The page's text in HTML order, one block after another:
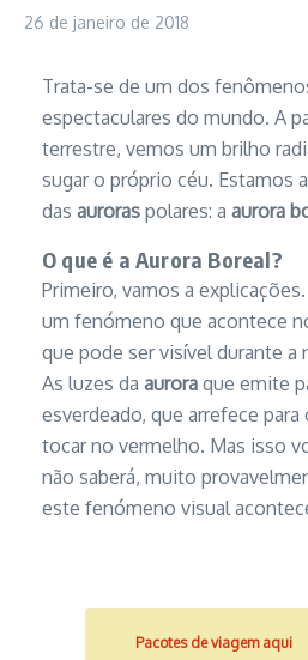
26 de janeiro de 2018
Trata-se de um dos
espectaculares do mundo. A
terrestre, vemos um brilho
sugar o próprio céu. Estamos
das auroras polares: a aurora
O que é a Aurora Boreal?
Primeiro, vamos a explicações.
um fenómeno que acontece
que pode ser visível durante a
As luzes da aurora que emite
esverdeado, que arrefece
tocar no vermelho. Mas isso
não saberá, muito
este fenómeno visual
Pacotes de viagem aqui